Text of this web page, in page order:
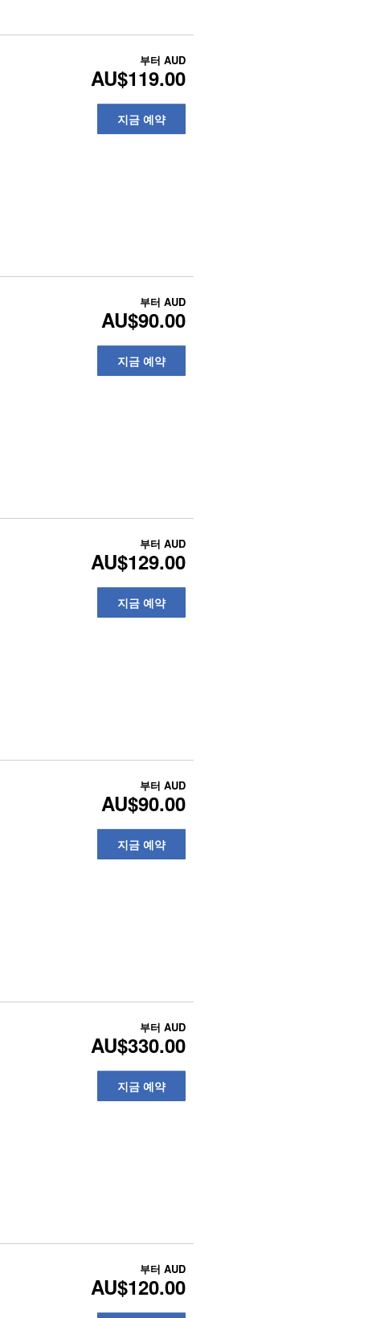
부터 AUD
AU$119.00
지금 예약
부터 AUD
AU$90.00
지금 예약
부터 AUD
AU$129.00
지금 예약
부터 AUD
AU$90.00
지금 예약
부터 AUD
AU$330.00
지금 예약
부터 AUD
AU$120.00